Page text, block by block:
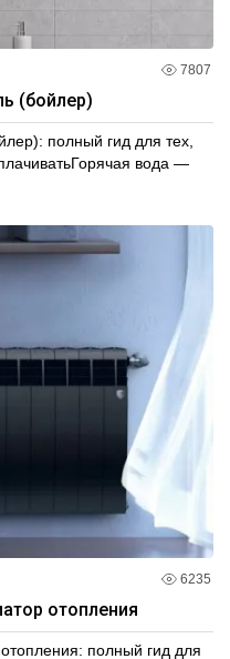
7807
(бойлер)
полный гид для тех,
вода —
6235
отопления
полный гид для